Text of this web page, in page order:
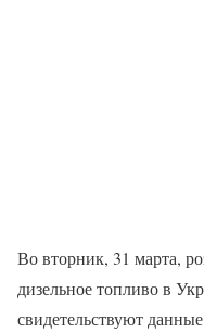
Во вторник, 31 марта,
дизельное топливо в
свидетельствуют